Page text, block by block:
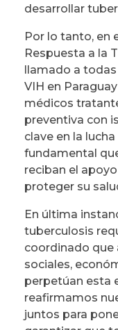
desarrollar
Por lo tanto, en
Respuesta a la
llamado a
VIH en
médicos
preventiva con
clave en la
fundamental
reciban el
proteger su
En última
tuberculosis
coordinado
sociales,
perpetúan esta
reafirmamos
juntos para